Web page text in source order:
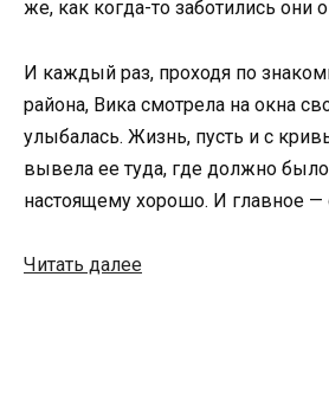
же, как когда-то заботились они
И каждый раз, проходя по
района, Вика смотрела на окна
улыбалась. Жизнь, пусть и с
вывела ее туда, где должно
настоящему хорошо. И главное —
Читать далее